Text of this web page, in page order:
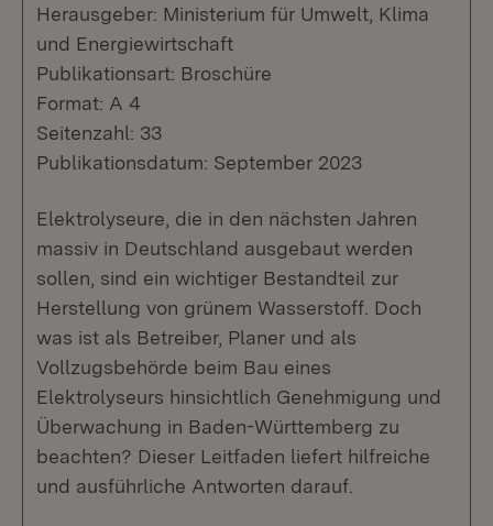
Herausgeber: Ministerium für Umwelt, Klima
und Energiewirtschaft
Publikationsart: Broschüre
Format: A 4
Seitenzahl: 33
Publikationsdatum: September 2023
Elektrolyseure, die in den nächsten Jahren
massiv in Deutschland ausgebaut werden
sollen, sind ein wichtiger Bestandteil zur
Herstellung von grünem Wasserstoff. Doch
was ist als Betreiber, Planer und als
Vollzugsbehörde beim Bau eines
Elektrolyseurs hinsichtlich Genehmigung und
Überwachung in Baden-Württemberg zu
beachten? Dieser Leitfaden liefert hilfreiche
und ausführliche Antworten darauf.